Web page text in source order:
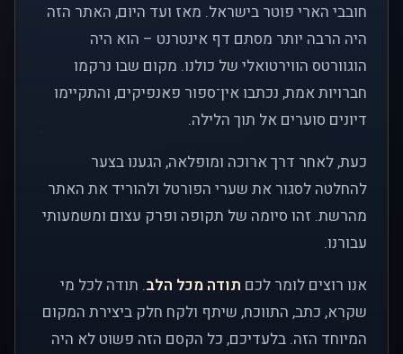
חובבי הארי פוטר בישראל. מאז ועד היום, האתר הזה
היה הרבה יותר מסתם דף אינטרנט – הוא היה
הוגוורטס הווירטואלי של כולנו. מקום שבו נרקמו
חברויות אמת, נכתבו אין־ספור פאנפיקים, והתקיימו
דיונים סוערים אל תוך הלילה.
כעת, לאחר דרך ארוכה ומופלאה, הגענו בצער
להחלטה לסגור את שערי הפורטל ולהוריד את האתר
מהרשת. זהו סיומה של תקופה ופרק עצום ומשמעותי
עבורנו.
אנו רוצים לומר לכם תודה מכל הלב. תודה לכל מי
שקרא, כתב, התווכח, שיתף ולקח חלק ביצירת המקום
המיוחד הזה. בלעדיכם, כל הקסם הזה פשוט לא היה